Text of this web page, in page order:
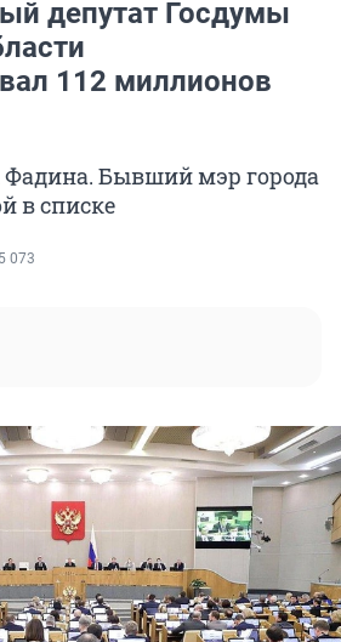
депутат Госдумы
112 миллионов
Фадина. Бывший мэр города
в списке
5 073